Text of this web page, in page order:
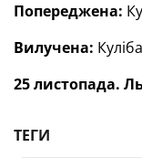
Попереджена:
Вилучена:
25 листопада.
ТЕГИ